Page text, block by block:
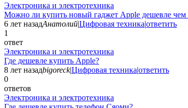
Электроника и электротехника
Можно ли купить новый гаджет Apple дешевле чем
6 лет назадАнатолий|Цифровая техника|ответить
1
ответ
Электроника и электротехника
Где дешевле купить Apple?
8 лет назадbigoreck|Цифровая техника|ответить
0
ответов
Электроника и электротехника